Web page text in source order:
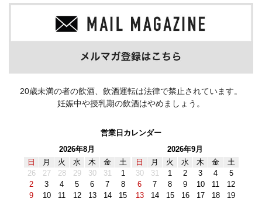
20歳未満の者の飲酒、飲酒運転は法律で禁止されています。
妊娠中や授乳期の飲酒はやめましょう。
営業日カレンダー
2026年8月
日
月 火 水 木 金
土
26
27 28 29 30 31
1
2
3 4 5 6 7
8
9
10 11 12 13 14
15
2026年9月
日
月 火 水 木 金
土
30
31 1 2 3 4
5
6
7 8 9 10 11
12
13
14 15 16 17 18
19